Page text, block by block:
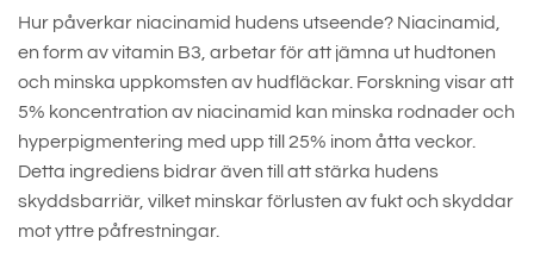
Hur påverkar niacinamid hudens utseende? Niacinamid,
en form av vitamin B3, arbetar för att jämna ut hudtonen
och minska uppkomsten av hudfläckar. Forskning visar att
5% koncentration av niacinamid kan minska rodnader och
hyperpigmentering med upp till 25% inom åtta veckor.
Detta ingrediens bidrar även till att stärka hudens
skyddsbarriär, vilket minskar förlusten av fukt och skyddar
mot yttre påfrestningar.